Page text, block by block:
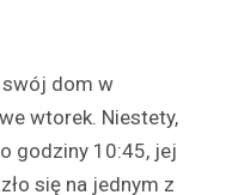
swój dom w
wtorek. Niestety,
godziny 10:45, jej
się na jednym z